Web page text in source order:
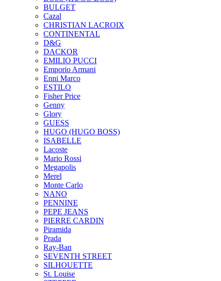
BULGET
Cazal
CHRISTIAN LACROIX
CONTINENTAL
D&G
DACKOR
EMILIO PUCCI
Emporio Armani
Enni Marco
ESTILO
Fisher Price
Genny
Glory
GUESS
HUGO (HUGO BOSS)
ISABELLE
Lacoste
Mario Rossi
Megapolis
Merel
Monte Carlo
NANO
PENNINE
PEPE JEANS
PIERRE CARDIN
Piramida
Prada
Ray-Ban
SEVENTH STREET
SILHOUETTE
St. Louise